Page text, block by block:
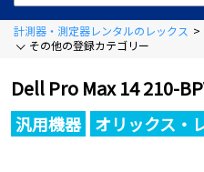
計測器・測定器レンタルのレックス >
その他の登録カテゴリー
Dell Pro Max 14 210-
汎用機器 オリックス・